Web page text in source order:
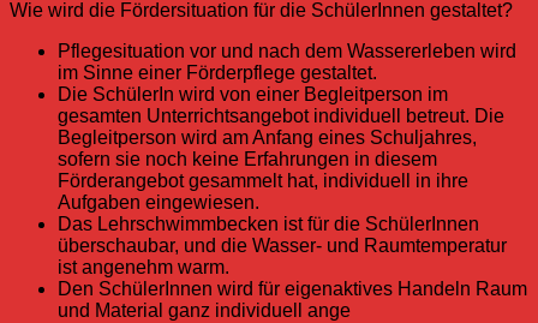
Wie wird die Fördersituation für die SchülerInnen gestaltet?
Pflegesituation vor und nach dem Wassererleben wird
im Sinne einer Förderpflege gestaltet.
Die SchülerIn wird von einer Begleitperson im
gesamten Unterrichtsangebot individuell betreut. Die
Begleitperson wird am Anfang eines Schuljahres,
sofern sie noch keine Erfahrungen in diesem
Förderangebot gesammelt hat, individuell in ihre
Aufgaben eingewiesen.
Das Lehrschwimmbecken ist für die SchülerInnen
überschaubar, und die Wasser- und Raumtemperatur
ist angenehm warm.
Den SchülerInnen wird für eigenaktives Handeln Raum
und Material ganz individuell ange­